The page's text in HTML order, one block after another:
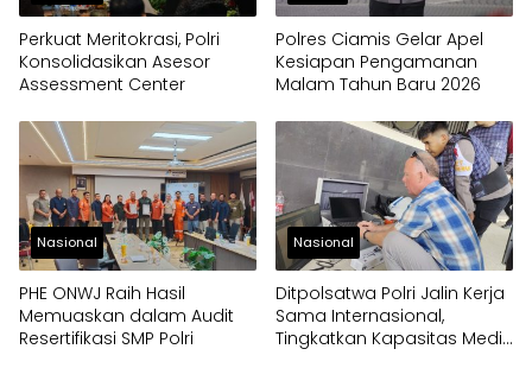
Perkuat Meritokrasi, Polri
Konsolidasikan Asesor
Assessment Center
Polres Ciamis Gelar Apel
Kesiapan Pengamanan
Malam Tahun Baru 2026
Nasional
PHE ONWJ Raih Hasil
Memuaskan dalam Audit
Resertifikasi SMP Polri
Nasional
Ditpolsatwa Polri Jalin Kerja
Sama Internasional,
Tingkatkan Kapasitas Medis